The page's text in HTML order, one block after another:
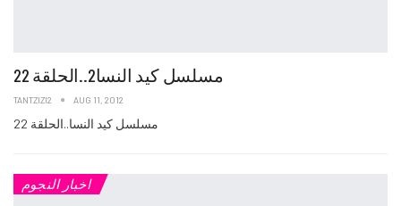
مسلسل كيد النسا2..الحلقة 22
TANTZIZI2 AUG 11, 2012
مسلسل كيد النسا..الحلقة 22
اخبار النجوم